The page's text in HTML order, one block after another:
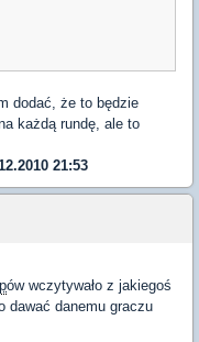
dodać, że to będzie
każdą rundę, ale to
21:53
ów wczytywało z jakiegoś
dawać danemu graczu